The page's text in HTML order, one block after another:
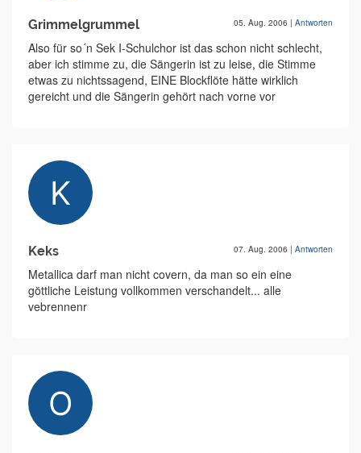
Grimmelgrummel 05. Aug. 2006 | Antworten
Also für so´n Sek I-Schulchor ist das schon nicht schlecht,
aber ich stimme zu, die Sängerin ist zu leise, die Stimme
etwas zu nichtssagend, EINE Blockflöte hätte wirklich
gereicht und die Sängerin gehört nach vorne vor
Keks 07. Aug. 2006 | Antworten
Metallica darf man nicht covern, da man so ein eine
göttliche Leistung vollkommen verschandelt... alle
vebrennenr